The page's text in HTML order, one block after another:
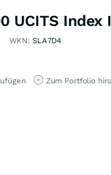
UCITS
WKN: SLA7D4
Zum Portfolio